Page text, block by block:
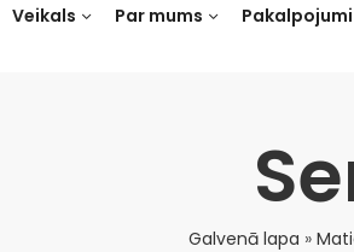
Veikals Par mums
Galvenā lapa »